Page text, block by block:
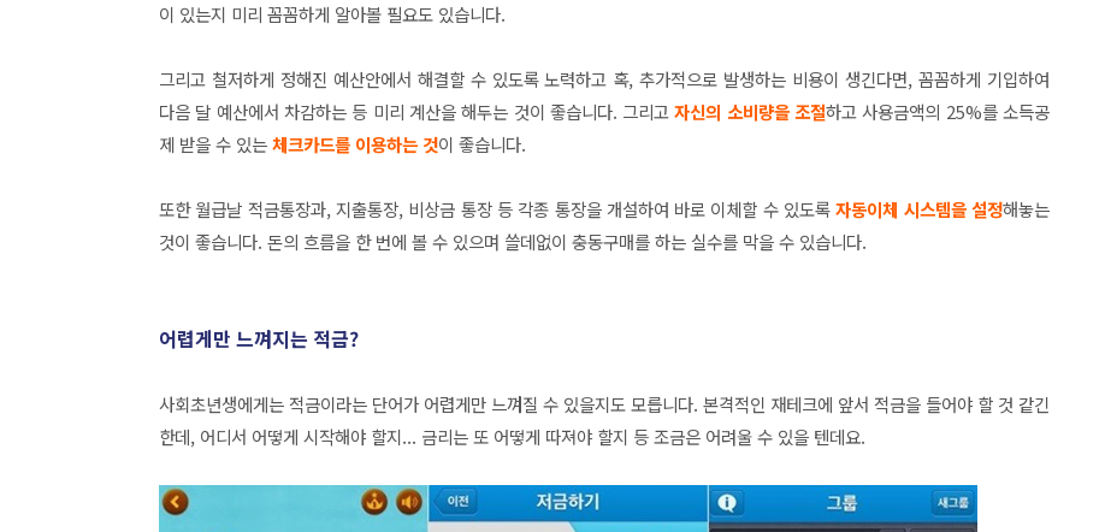
이 있는지 미리 꼼꼼하게 알아볼 필요도 있습니다.
그리고 철저하게 정해진 예산안에서 해결할 수 있도록 노력하고 혹, 추가적으로 발생하는 비용이 생긴다면, 꼼꼼하게 기입하여
다음 달 예산에서 차감하는 등 미리 계산을 해두는 것이 좋습니다. 그리고자신의 소비량을 조절하고 사용금액의 25%를 소득공
제 받을 수 있는체크카드를 이용하는 것이 좋습니다.
또한 월급날 적금통장과, 지출통장, 비상금 통장 등 각종 통장을 개설하여 바로 이체할 수 있도록자동이체 시스템을 설정해놓는
것이 좋습니다. 돈의 흐름을 한 번에 볼 수 있으며 쓸데없이 충동구매를 하는 실수를 막을 수 있습니다.
어렵게만 느껴지는 적금?
사회초년생에게는 적금이라는 단어가 어렵게만 느껴질 수 있을지도 모릅니다. 본격적인 재테크에 앞서 적금을 들어야 할 것 같긴
한데, 어디서 어떻게 시작해야 할지... 금리는 또 어떻게 따져야 할지 등 조금은 어려울 수 있을 텐데요.